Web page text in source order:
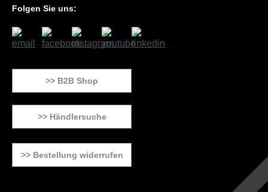
Folgen Sie uns:
>> B2B Shop
>> Händlersuche
>> Bestellung widerrufen